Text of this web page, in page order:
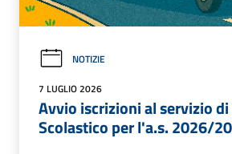
NOTIZIE
7 LUGLIO 2026
Avvio iscrizioni al servizio
Scolastico per l'a.s. 2026/